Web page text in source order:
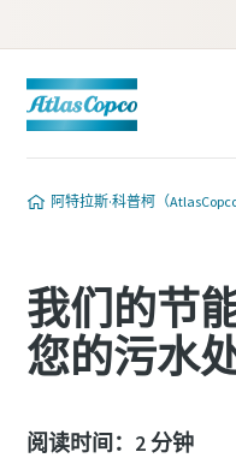
阿特拉斯·科普柯（
我们的节
您的污水
阅读时间：2 分钟